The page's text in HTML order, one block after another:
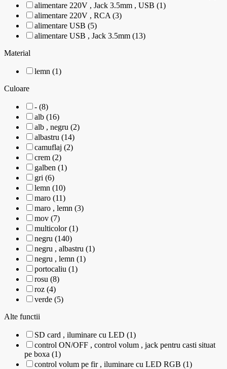
alimentare 220V , Jack 3.5mm , USB (1)
alimentare 220V , RCA (3)
alimentare USB (5)
alimentare USB , Jack 3.5mm (13)
Material
lemn (1)
Culoare
- (8)
alb (16)
alb , negru (2)
albastru (14)
camuflaj (2)
crem (2)
galben (1)
gri (6)
lemn (10)
maro (11)
maro , lemn (3)
mov (7)
multicolor (1)
negru (140)
negru , albastru (1)
negru , lemn (1)
portocaliu (1)
rosu (8)
roz (4)
verde (5)
Alte functii
SD card , iluminare cu LED (1)
control ON/OFF , control volum , jack pentru casti situat
pe boxa (1)
control volum pe fir , iluminare cu LED RGB (1)